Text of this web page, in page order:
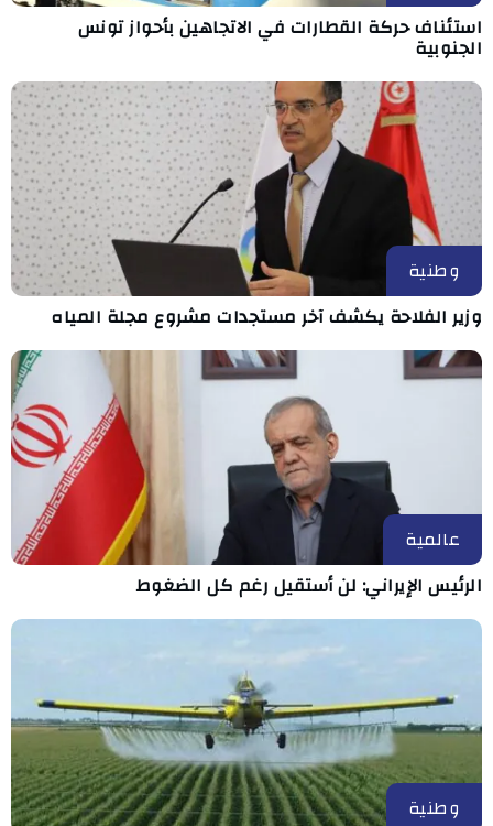
استئناف حركة القطارات في الاتجاهين بأحواز تونس
الجنوبية
وطنية
وزير الفلاحة يكشف آخر مستجدات مشروع مجلة المياه
عالمية
الرئيس الإيراني: لن أستقيل رغم كل الضغوط
وطنية